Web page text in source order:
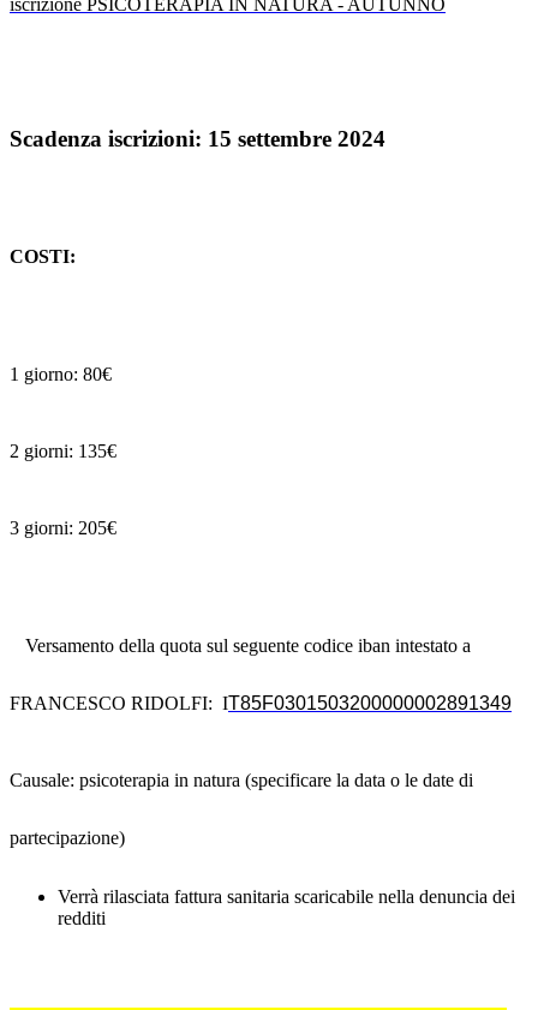
Scadenza iscrizioni: 15 settembre 2024
COSTI:
1 giorno: 80€
2 giorni: 135€
3 giorni: 205€
Versamento della quota sul seguente codice iban intestato a
FRANCESCO RIDOLFI: IT85F0301503200000002891349
Causale: psicoterapia in natura (specificare la data o le date di
partecipazione)
Verrà rilasciata fattura sanitaria scaricabile nella denuncia dei
redditi